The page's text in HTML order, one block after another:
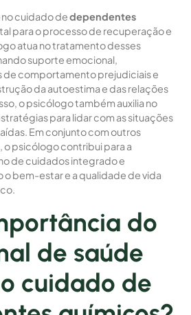
no cuidado dedependentes
para o processo de recuperação e
atua no tratamento desses
suporte emocional,
comportamento prejudiciais e
da autoestima e das relações
o psicólogo também auxilia no
para lidar com as situações
Em conjunto com outros
o psicólogo contribui para a
de cuidados integrado e
o bem-estar e a qualidade de vida
do
de saúde
cuidado de